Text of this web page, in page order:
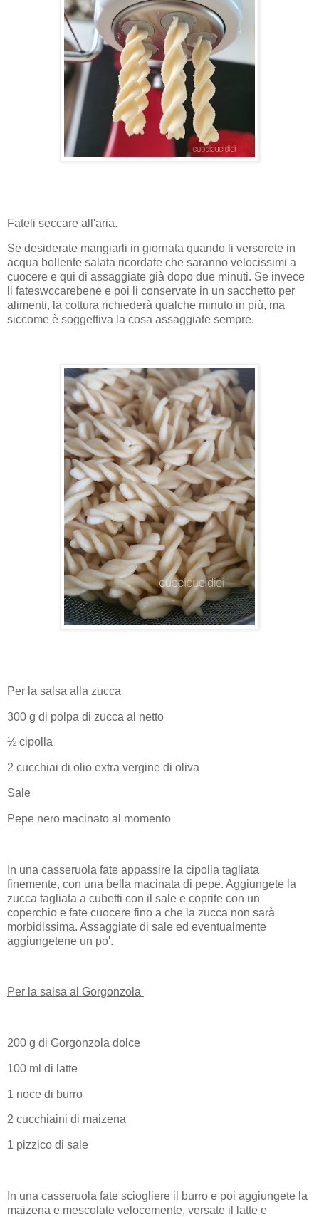
Fateli seccare all'aria.
Se desiderate mangiarli in giornata quando li verserete in
acqua bollente salata ricordate che saranno velocissimi a
cuocere e qui di assaggiate già dopo due minuti. Se invece
li fateswccarebene e poi li conservate in un sacchetto per
alimenti, la cottura richiederà qualche minuto in più, ma
siccome è soggettiva la cosa assaggiate sempre.
Per la salsa alla zucca
300 g di polpa di zucca al netto
½ cipolla
2 cucchiai di olio extra vergine di oliva
Sale
Pepe nero macinato al momento
In una casseruola fate appassire la cipolla tagliata
finemente, con una bella macinata di pepe. Aggiungete la
zucca tagliata a cubetti con il sale e coprite con un
coperchio e fate cuocere fino a che la zucca non sarà
morbidissima. Assaggiate di sale ed eventualmente
aggiungetene un po'.
Per la salsa al Gorgonzola
200 g di Gorgonzola dolce
100 ml di latte
1 noce di burro
2 cucchiaini di maizena
1 pizzico di sale
In una casseruola fate sciogliere il burro e poi aggiungete la
maizena e mescolate velocemente, versate il latte e